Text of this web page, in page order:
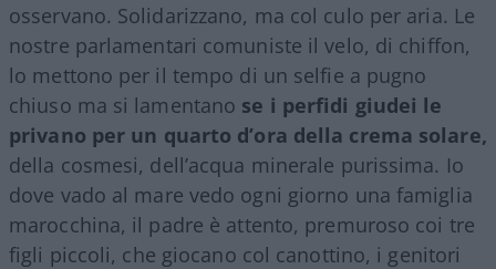
osservano. Solidarizzano, ma col culo per aria. Le
nostre parlamentari comuniste il velo, di chiffon,
lo mettono per il tempo di un selfie a pugno
chiuso ma si lamentano se i perfidi giudei le
privano per un quarto d’ora della crema solare,
della cosmesi, dell’acqua minerale purissima. Io
dove vado al mare vedo ogni giorno una famiglia
marocchina, il padre è attento, premuroso coi tre
figli piccoli, che giocano col canottino, i genitori